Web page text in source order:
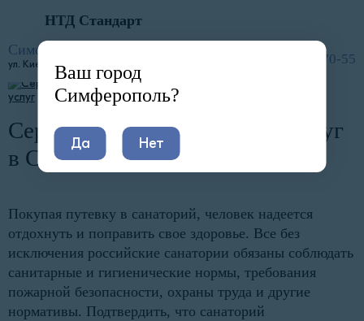
НТД Стандарт
Симферополь
ул. Киевская, 41 8 (800) 600-70-55
Главная Услуги
Сертификация и декларирование
Сертификация услуг
Сертификация санаторных услуг
Сертификация санаторных услуг
в Симферополе
Покупая путевку в санаторий, человек надеется
отдохнуть и поправить свое здоровье. Все без
исключения российские санатории обязаны соблюдать
санитарные и гигиенические нормы, требования
пожарной безопасности, охраны труда и другие
нормативы. Подтвердить, что санаторий
Ваш город
Симферополь?
Да Нет